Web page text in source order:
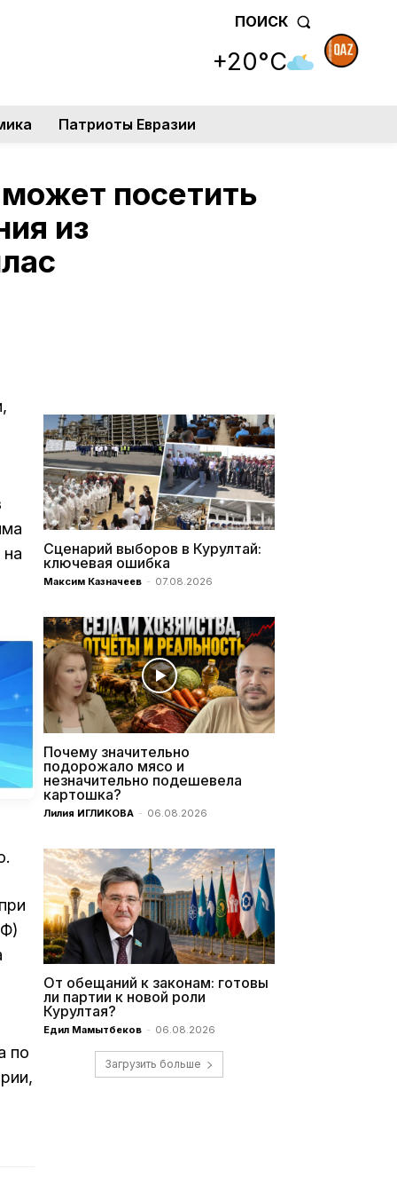
ПОИСК
+20°C
Патриоты Евразии
посетить
из
по
Сценарий выборов в Курултай:
ключевая ошибка
Максим Казначеев - 07.08.2026
Почему значительно
подорожало мясо и
незначительно подешевела
картошка?
Лилия ИГЛИКОВА - 06.08.2026
От обещаний к законам: готовы
ли партии к новой роли
Курултая?
Едил Мамытбеков - 06.08.2026
Загрузить больше